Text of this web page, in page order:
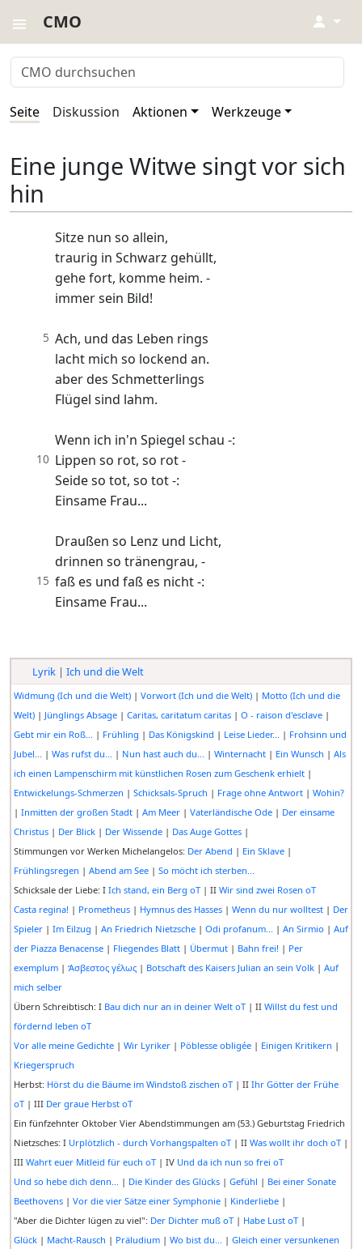
CMO ↓
Seite Diskussion Aktionen Werkzeuge
Eine junge Witwe singt vor sich
hin
Sitze nun so allein,
traurig in Schwarz gehüllt,
gehe fort, komme heim. -
immer sein Bild!
5 Ach, und das Leben rings
lacht mich so lockend an.
aber des Schmetterlings
Flügel sind lahm.
Wenn ich in'n Spiegel schau -:
10 Lippen so rot, so rot -
Seide so tot, so tot -:
Einsame Frau...
Draußen so Lenz und Licht,
drinnen so tränengrau, -
15 faß es und faß es nicht -:
Einsame Frau...
Lyrik| Ich und die Welt
Widmung (Ich und die Welt)| Vorwort (Ich und die Welt)| Motto (Ich und die
Welt)| Jünglings Absage| Caritas, caritatum caritas| O - raison d'esclave|
Gebt mir ein Roß... | Frühling | Das Königskind | Leise Lieder... | Frohsinn und
Jubel... | Was rufst du... | Nun hast auch du... | Winternacht| Ein Wunsch | Als
ich einen Lampenschirm mit künstlichen Rosen zum Geschenk erhielt|
Entwickelungs-Schmerzen | Schicksals-Spruch | Frage ohne Antwort| Wohin?
| Inmitten der großen Stadt| Am Meer| Vaterländische Ode| Der einsame
Christus| Der Blick| Der Wissende| Das Auge Gottes|
Stimmungen vor Werken Michelangelos: Der Abend | Ein Sklave|
Frühlingsregen | Abend am See| So möcht ich sterben...
Schicksale der Liebe: I Ich stand, ein Berg oT| II Wir sind zwei Rosen oT
Casta regina! | Prometheus| Hymnus des Hasses| Wenn du nur wolltest| Der
Spieler| Im Eilzug | An Friedrich Nietzsche| Odi profanum... | An Sirmio| Auf
der Piazza Benacense| Fliegendes Blatt| Übermut| Bahn frei! | Per
exemplum| Ἄσβεστος γέλως| Botschaft des Kaisers Julian an sein Volk| Auf
mich selber
Übern Schreibtisch: I Bau dich nur an in deiner Welt oT| II Willst du fest und
fördernd leben oT
Vor alle meine Gedichte| Wir Lyriker| Pöblesse obligée| Einigen Kritikern |
Kriegerspruch
Herbst: Hörst du die Bäume im Windstoß zischen oT| II Ihr Götter der Frühe
oT| III Der graue Herbst oT
Ein fünfzehnter Oktober Vier Abendstimmungen am (53.) Geburtstag Friedrich
Nietzsches: I Urplötzlich - durch Vorhangspalten oT| II Was wollt ihr doch oT|
III Wahrt euer Mitleid für euch oT| IV Und da ich nun so frei oT
Und so hebe dich denn... | Die Kinder des Glücks| Gefühl | Bei einer Sonate
Beethovens| Vor die vier Sätze einer Symphonie| Kinderliebe|
"Aber die Dichter lügen zu viel": Der Dichter muß oT| Habe Lust oT|
Glück| Macht-Rausch | Präludium| Wo bist du... | Gleich einer versunkenen